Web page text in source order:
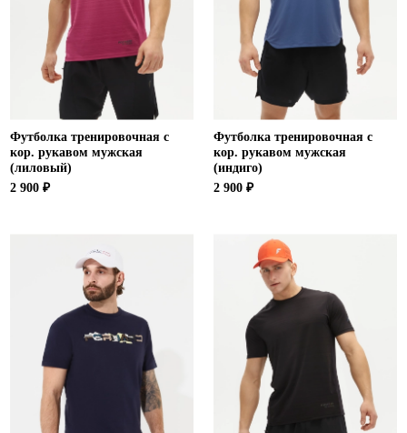
Футболка тренировочная с
кор. рукавом мужская
(лиловый)
2 900 ₽
Футболка тренировочная с
кор. рукавом мужская
(индиго)
2 900 ₽